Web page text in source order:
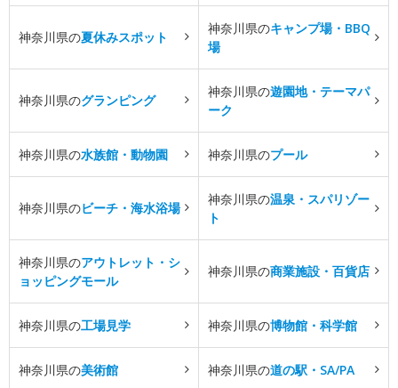
神奈川県の夏休みスポット
神奈川県のキャンプ場・BBQ
場
神奈川県のグランピング
神奈川県の遊園地・テーマパ
ーク
神奈川県の水族館・動物園 神奈川県のプール
神奈川県のビーチ・海水浴場
神奈川県の温泉・スパリゾー
ト
神奈川県のアウトレット・シ
ョッピングモール
神奈川県の商業施設・百貨店
神奈川県の工場見学 神奈川県の博物館・科学館
神奈川県の美術館 神奈川県の道の駅・SA/PA